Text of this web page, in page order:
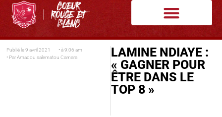
Publié le 9 avril 2021 • à 9:06 am
• ParAmadou salematou Camara
LAMINE NDIAYE :
« GAGNER POUR
ÊTRE DANS LE
TOP 8 »